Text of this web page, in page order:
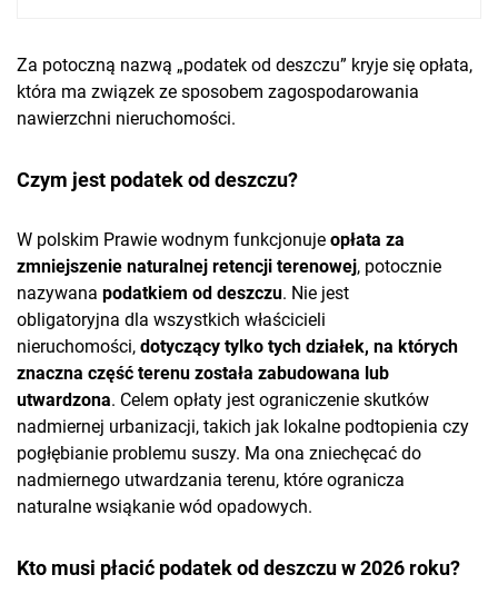
Za potoczną nazwą „podatek od deszczu” kryje się opłata,
która ma związek ze sposobem zagospodarowania
nawierzchni nieruchomości.
Czym jest podatek od deszczu?
W polskim Prawie wodnym funkcjonuje opłata za
zmniejszenie naturalnej retencji terenowej, potocznie
nazywana podatkiem od deszczu. Nie jest
obligatoryjna dla wszystkich właścicieli
nieruchomości, dotyczący tylko tych działek, na których
znaczna część terenu została zabudowana lub
utwardzona. Celem opłaty jest ograniczenie skutków
nadmiernej urbanizacji, takich jak lokalne podtopienia czy
pogłębianie problemu suszy. Ma ona zniechęcać do
nadmiernego utwardzania terenu, które ogranicza
naturalne wsiąkanie wód opadowych.
Kto musi płacić podatek od deszczu w 2026 roku?